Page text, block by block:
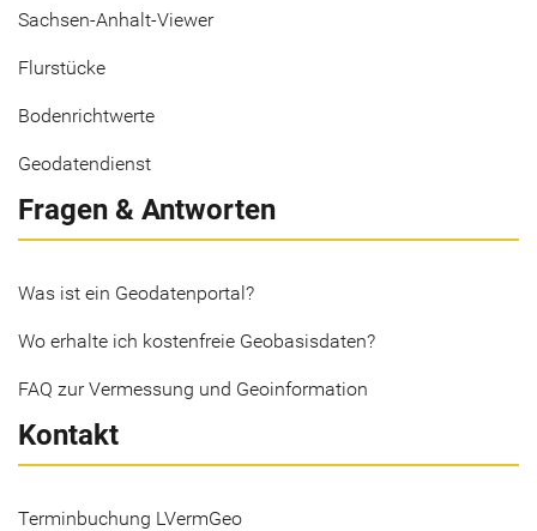
Sachsen-Anhalt-Viewer
Flurstücke
Bodenrichtwerte
Geodatendienst
Fragen & Antworten
Was ist ein Geodatenportal?
Wo erhalte ich kostenfreie Geobasisdaten?
FAQ zur Vermessung und Geoinformation
Kontakt
Terminbuchung LVermGeo